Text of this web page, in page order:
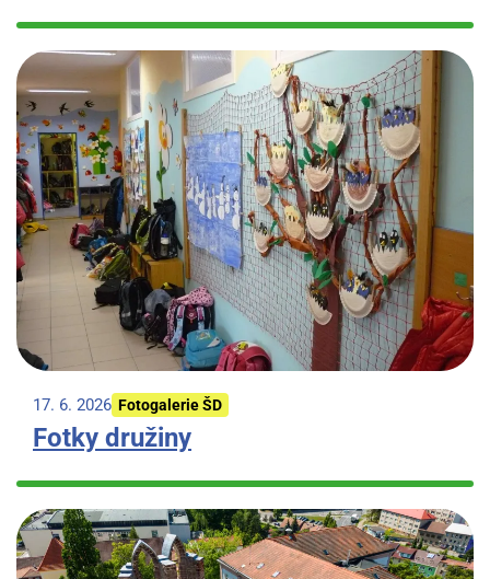
17. 6. 2026 Fotogalerie ŠD
Fotky družiny